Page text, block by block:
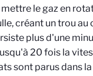
le gaz en
créant un trou au
plus d'une
20 fois la
sont parus dans